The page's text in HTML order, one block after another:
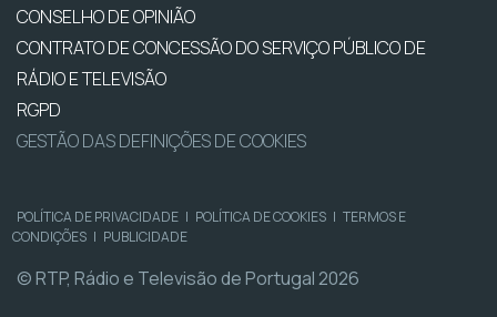
CONSELHO DE OPINIÃO
CONTRATO DE CONCESSÃO DO SERVIÇO PÚBLICO DE
RÁDIO E TELEVISÃO
RGPD
GESTÃO DAS DEFINIÇÕES DE COOKIES
POLÍTICA DE PRIVACIDADE | POLÍTICA DE COOKIES | TERMOS E
CONDIÇÕES | PUBLICIDADE
© RTP, Rádio e Televisão de Portugal 2026